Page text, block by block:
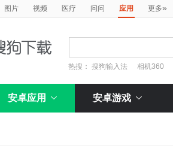
图片 视频 医疗 问问 应用 更多»
热搜：搜狗输入法 相机360
安卓应用 安卓游戏